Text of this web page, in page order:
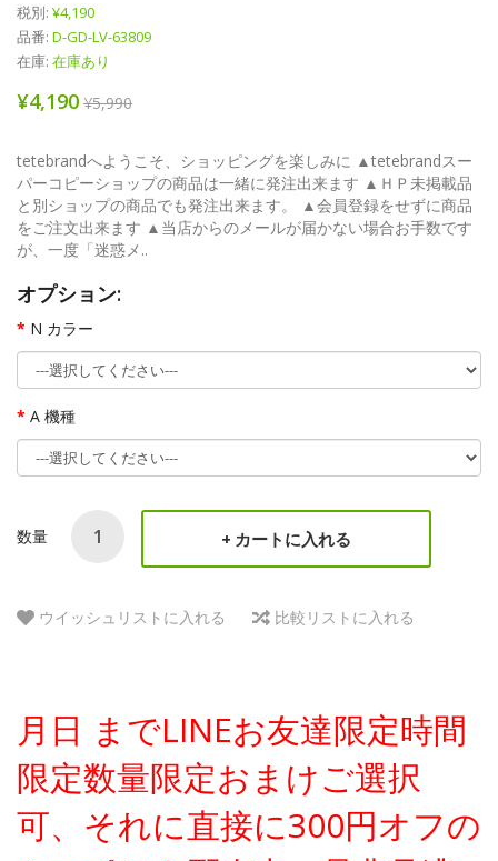
税別: ¥4,190
品番: D-GD-LV-63809
在庫: 在庫あり
¥4,190 ¥5,990
tetebrandへようこそ、ショッピングを楽しみに ▲tetebrandスー
パーコピーショップの商品は一緒に発注出来ます ▲ＨＰ未掲載品
と別ショップの商品でも発注出来ます。 ▲会員登録をせずに商品
をご注文出来ます ▲当店からのメールが届かない場合お手数です
が、一度「迷惑メ..
オプション:
N カラー
A 機種
数量 カートに入れる
ウイッシュリストに入れる 比較リストに入れる
月日 までLINEお友達限定時間
限定数量限定おまけご選択
可、それに直接に300円オフの